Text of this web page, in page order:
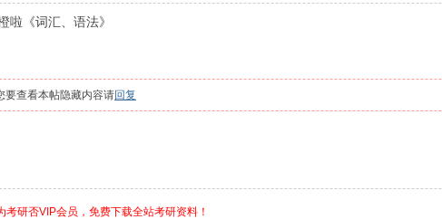
啦《词汇、语法》
要查看本帖隐藏内容请回复
考研否VIP会员，免费下载全站考研资料！